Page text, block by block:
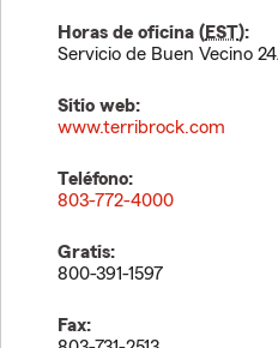
Horas de oficina (EST):
Servicio de Buen Vecino
Sitio web:
www.terribrock.com
Teléfono:
803-772-4000
Gratis:
800-391-1597
Fax: